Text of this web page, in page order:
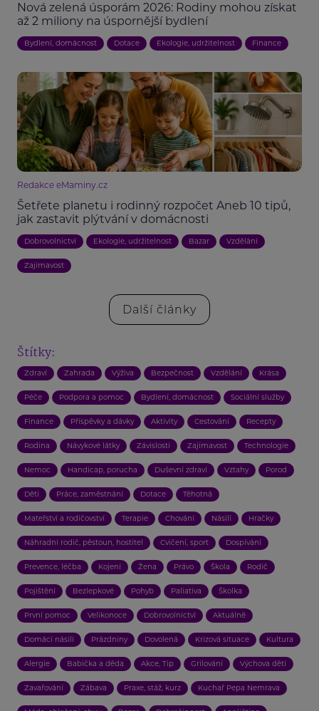
Nová zelená úsporám 2026: Rodiny mohou získat
až 2 miliony na úspornější bydlení
Bydlení, domácnost Dotace Ekologie, udržitelnost Finance
Redakce eMaminy.cz
Šetřete planetu i rodinný rozpočet Aneb 10 tipů,
jak zastavit plýtvání v domácnosti
Dobrovolnictví Ekologie, udržitelnost Bazar Vzdělání
Zajímavost
Další články
Štítky:
Zdraví Zahrada Výživa Bezpečnost Vzdělání Krása
Péče Podpora a pomoc Bydlení, domácnost Sociální služby
Finance Příspěvky a dávky Aktivity Cestování Recepty
Rodina Návykové látky Závislosti Zajímavost Technologie
Nemoc Handicap, porucha Duševní zdraví Vztahy Porod
Děti Práce, zaměstnání Dotace Těhotná
Mateřství a rodičovství Terapie Chování Násilí Hračky
Náhradní rodič, pěstoun, hostitel Cvičení, sport Dospívání
Prevence, léčba Kojení Žena Právo Škola Rodič
Pojištění Bezlepkové Pohyb Paliativa Školka
První pomoc Velikonoce Dobrovolnictví Aktuálně
Domácí násilí Prázdniny Dovolená Krizová situace Kultura
Alergie Babička a děda Akce, Tip Grilování Výchova dětí
Zavařování Zábava Praxe, stáž, kurz Kuchař Pepa Nemrava